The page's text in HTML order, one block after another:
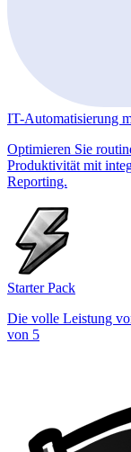
IT-Automatisierung
Optimieren Sie
Produktivität mit
Reporting.
Starter Pack
Die volle Leistung
von 5